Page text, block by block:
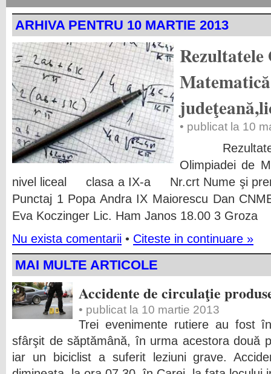
ARHIVA PENTRU 10 MARTIE 2013
• publicat la 10
Olimpiadei de
nivel liceal clasa a IX-a Nr.crt Nume şi
Punctaj 1 Popa Andra IX Maiorescu Dan
Eva Koczinger Lic. Ham Janos 18.00 3 Groza
Nu exista comentarii • Citeste in continuare »
MAI MULTE ARTICOLE
Accidente de circulaţie
• publicat la 10 martie 2013
Trei evenimente rutiere au fost
sfârşit de săptămână, în urma acestora două
iar un biciclist a suferit leziuni grave.